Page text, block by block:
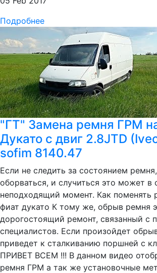
Подробнее
"ГТ" Замена ремня ГРМ
Дукато с двиг 2.8JTD
sofim 8140.47
Если не следить за состоянием
оборваться, и случиться это может в
неподходящий момент. Как поменять
фиат дукато К тому же, обрыв ремня
дорогостоящий ремонт, связанный с
специалистов. Если произойдет
приведет к сталкиванию поршней с
ПРИВЕТ ВСЕМ !!! В данном видео
ремня ГРМ а так же установочные